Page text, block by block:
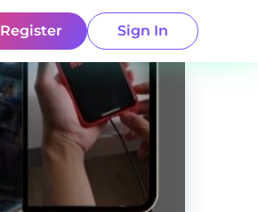
Register Sign In